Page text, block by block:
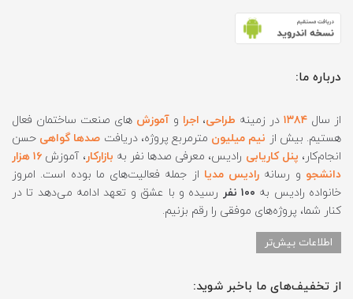
درباره ما:
از سال ۱۳۸۴ در زمینه طراحی، اجرا وآموزشهای صنعت ساختمان فعال
هستیم. بیش از نیم میلیون مترمربع پروژه، دریافت صدها گواهی حسن
انجام‌کار، پنل کاریابی رادیس، معرفی صدها نفر به بازارکار، آموزش
۱۶ هزار
دانشجو و رسانه رادیس مدیا از جمله فعالیت‌های ما بوده است. امروز
خانواده رادیس به ۱۰۰ نفر
رسیده و با عشق و تعهد ادامه می‌دهد تا در
کنار شما، پروژه‌های موفقی را رقم بزنیم.
اطلاعات بیش‌تر
از تخفیف‌های ما باخبر شوید: